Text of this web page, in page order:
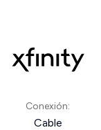
Conexión:
Cable